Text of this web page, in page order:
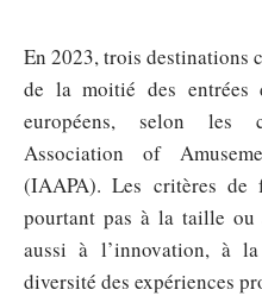
En 2023, trois destinations
de la moitié des entrées
européens, selon les
Association of
(IAAPA). Les critères de
pourtant pas à la taille
aussi à l’innovation, à
diversité des expériences